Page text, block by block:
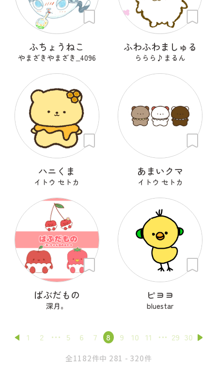
ふちょうねこ
やまざきやまざき‗4096
ふわふわましゅる
ららら♪まるん
ハニくま
イトウ セトカ
あまいクマ
イトウ セトカ
ばぶだもの
深月。
ピヨヨ
bluestar
1 2 5 6 7 8 9 10 11 29 30
全1182件中 281 - 320件